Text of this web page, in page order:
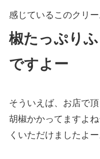
感じているこのクリ
椒たっぷり
ですよー
そういえば、お店で
胡椒かかってますよ
くいただけましたよー